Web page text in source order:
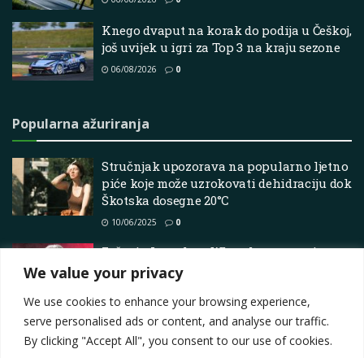
We value your privacy
We use cookies to enhance your browsing experience,
serve personalised ads or content, and analyse our traffic.
By clicking "Accept All", you consent to our use of cookies.
Knego dvaput na korak do podija u Češkoj,
još uvijek u igri za Top 3 na kraju sezone
06/08/2026 0
Popularna ažuriranja
Stručnjak upozorava na popularno ljetno
piće koje može uzrokovati dehidraciju dok
Škotska dosegne 20°C
10/06/2025 0
Zašto je Jonathan Wheatley napustio
Audi – ide li u Aston Martin?